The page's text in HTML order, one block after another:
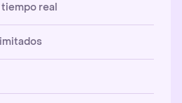
real